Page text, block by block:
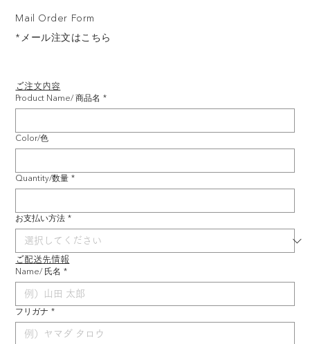
ご注文内容
Product Name/ 商品名 *
Color/色
Quantity/数量 *
お支払い方法 *
ご配送先情報
Name/ 氏名 *
フリガナ *
Mail Order Form
*メール注文はこちら